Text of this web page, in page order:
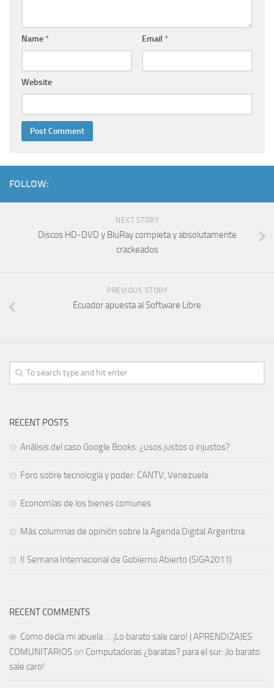
Name* Email *
Website
FOLLOW:
NEXT STORY
Discos HD-DVD y BluRay completa y absolutamente
crackeados
PREVIOUS STORY
Ecuador apuesta al Software Libre
RECENT POSTS
Análisis del caso Google Books: ¿usos justos o injustos?
Foro sobre tecnología y poder: CANTV, Venezuela
Economías de los bienes comunes
Más columnas de opinión sobre la Agenda Digital Argentina
II Semana Internacional de Gobierno Abierto (SIGA2011)
RECENT COMMENTS
Como decía mi abuela … ¡Lo barato sale caro! | APRENDIZAJES
COMUNITARIOS on Computadoras ¿baratas? para el sur: ¡lo barato
sale caro!